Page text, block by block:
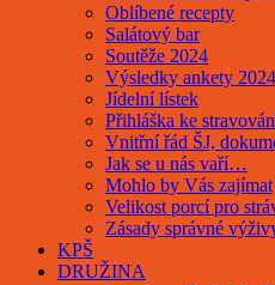
Oblíbené recepty
Salátový bar
Soutěže 2024
Výsledky ankety 2024
Jídelní lístek
Přihláška ke
Vnitřní řád ŠJ,
Jak se u nás vaří…
Mohlo by Vás zajímat
Velikost porcí pro
Zásady správné
KPŠ
DRUŽINA